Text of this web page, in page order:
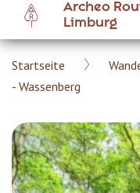
main
content
Archeo
Limburg
Startseite
- Wassenberg